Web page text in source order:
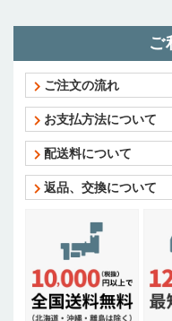
ご
ご注文の流れ
お支払方法について
配送料について
返品、交換について